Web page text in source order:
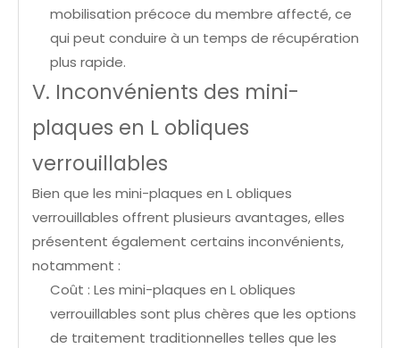
mobilisation précoce du membre affecté, ce
qui peut conduire à un temps de récupération
plus rapide.
V. Inconvénients des mini-
plaques en L obliques
verrouillables
Bien que les mini-plaques en L obliques
verrouillables offrent plusieurs avantages, elles
présentent également certains inconvénients,
notamment :
Coût : Les mini-plaques en L obliques
verrouillables sont plus chères que les options
de traitement traditionnelles telles que les